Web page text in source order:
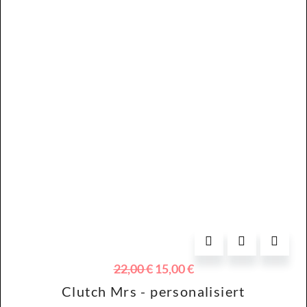
22,00€ Ursprünglicher
war:
15,00€Aktueller
ist:
Clutch Mrs - personalisiert